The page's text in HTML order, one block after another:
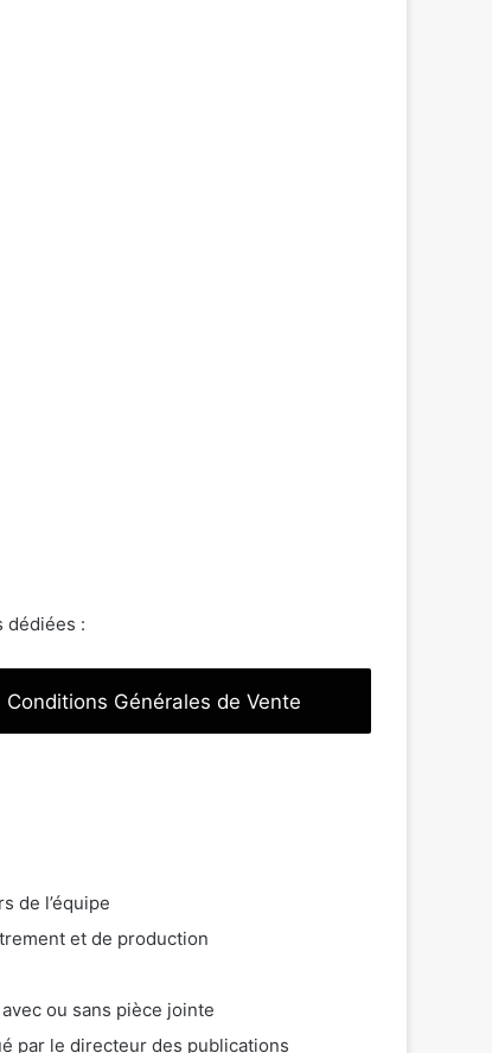
dédiées :
Conditions Générales de Vente
de l’équipe
et de production
ou sans pièce jointe
par le directeur des publications